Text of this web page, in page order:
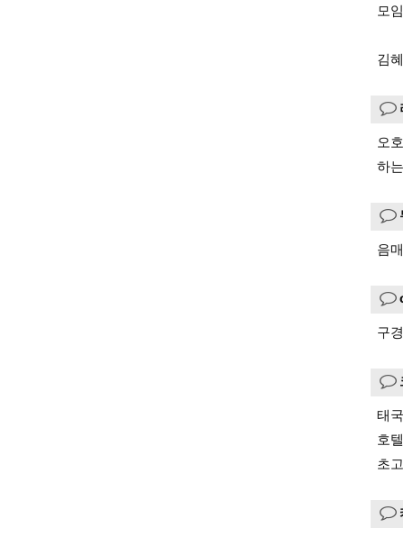
모
김
오
하
음
구
태
호
초